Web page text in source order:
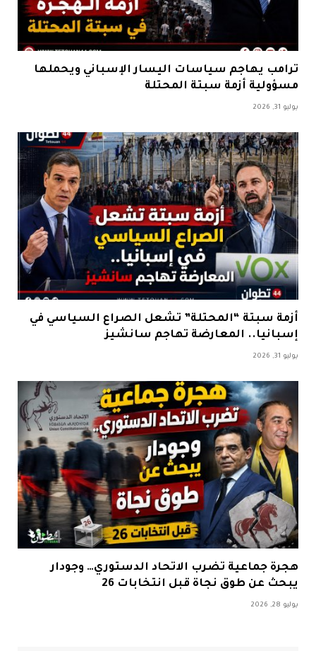
ترامب يهاجم سياسات اليسار الإسباني ويحملها
مسؤولية أزمة سبتة المحتلة
يوليو 31, 2026
أزمة سبتة “المحتلة” تشعل الصراع السياسي في
إسبانيا.. المعارضة تهاجم سانشيز
يوليو 31, 2026
هجرة جماعية تضرب الاتحاد الدستوري… وجودار
يبحث عن طوق نجاة قبل انتخابات 26
يوليو 28, 2026